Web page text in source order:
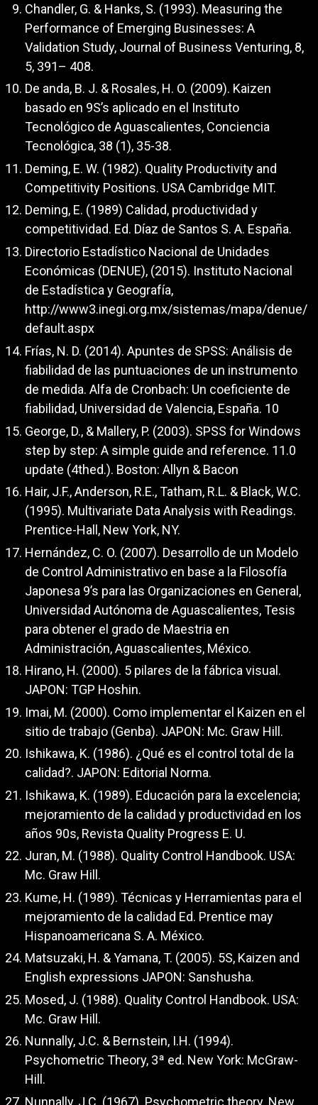
Chandler, G. & Hanks, S. (1993). Measuring the
Performance of Emerging Businesses: A
Validation Study, Journal of Business Venturing, 8,
5, 391– 408.
De anda, B. J. & Rosales, H. O. (2009). Kaizen
basado en 9S’s aplicado en el Instituto
Tecnológico de Aguascalientes, Conciencia
Tecnológica, 38 (1), 35-38.
Deming, E. W. (1982). Quality Productivity and
Competitivity Positions. USA Cambridge MIT.
Deming, E. (1989) Calidad, productividad y
competitividad. Ed. Díaz de Santos S. A. España.
Directorio Estadístico Nacional de Unidades
Económicas (DENUE), (2015). Instituto Nacional
de Estadística y Geografía,
http://www3.inegi.org.mx/sistemas/mapa/denue/
default.aspx
Frías, N. D. (2014). Apuntes de SPSS: Análisis de
fiabilidad de las puntuaciones de un instrumento
de medida. Alfa de Cronbach: Un coeficiente de
fiabilidad, Universidad de Valencia, España. 10
George, D., & Mallery, P. (2003). SPSS for Windows
step by step: A simple guide and reference. 11.0
update (4thed.). Boston: Allyn & Bacon
Hair, J.F., Anderson, R.E., Tatham, R.L. & Black, W.C.
(1995). Multivariate Data Analysis with Readings.
Prentice-Hall, New York, NY.
Hernández, C. O. (2007). Desarrollo de un Modelo
de Control Administrativo en base a la Filosofía
Japonesa 9’s para las Organizaciones en General,
Universidad Autónoma de Aguascalientes, Tesis
para obtener el grado de Maestria en
Administración, Aguascalientes, México.
Hirano, H. (2000). 5 pilares de la fábrica visual.
JAPON: TGP Hoshin.
Imai, M. (2000). Como implementar el Kaizen en el
sitio de trabajo (Genba). JAPON: Mc. Graw Hill.
Ishikawa, K. (1986). ¿Qué es el control total de la
calidad?. JAPON: Editorial Norma.
Ishikawa, K. (1989). Educación para la excelencia;
mejoramiento de la calidad y productividad en los
años 90s, Revista Quality Progress E. U.
Juran, M. (1988). Quality Control Handbook. USA:
Mc. Graw Hill.
Kume, H. (1989). Técnicas y Herramientas para el
mejoramiento de la calidad Ed. Prentice may
Hispanoamericana S. A. México.
Matsuzaki, H. & Yamana, T. (2005). 5S, Kaizen and
English expressions JAPON: Sanshusha.
Mosed, J. (1988). Quality Control Handbook. USA:
Mc. Graw Hill.
Nunnally, J.C. & Bernstein, I.H. (1994).
Psychometric Theory, 3ª ed. New York: McGraw-
Hill.
Nunnally, J.C. (1967). Psychometric theory. New